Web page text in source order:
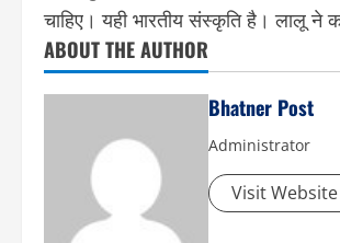
चाहिए। यही भारतीय संस्कृति है। लालू ने
ABOUT THE AUTHOR
Bhatner Post
Administrator
Visit Website